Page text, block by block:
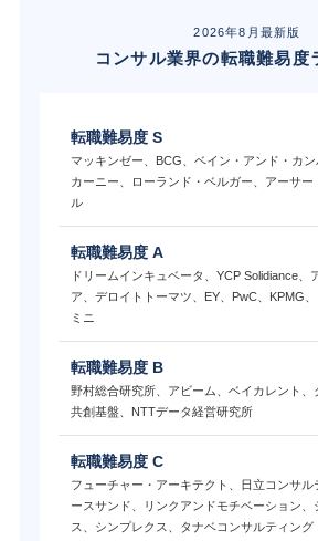
2026年8月最新版
コンサル業界の転職難易度
転職難易度 S
マッキンゼー、BCG、ベイン・アンド・カン
カーニー、ローランド・ベルガー、アーサー
ル
転職難易度 A
ドリームインキュベータ、YCP Solidiance、
ア、デロイトトーマツ、EY、PwC、KPMG
ミニ
転職難易度 B
野村総合研究所、アビーム、ベイカレント、
共創基盤、NTTデータ経営研究所
転職難易度 C
フューチャー・アーキテクト、日立コンサル
ースサンド、リンクアンドモチベーション、
ス、シンプレクス、タナベコンサルティング